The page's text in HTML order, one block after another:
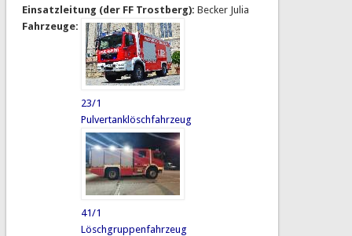
Einsatzleitung (der FF Trostberg): Becker Julia
Fahrzeuge:
23/1
Pulvertanklöschfahrzeug
41/1
Löschgruppenfahrzeug